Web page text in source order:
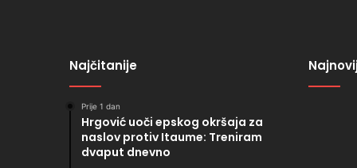
Najčitanije
Prije 1 dan
Hrgović uoči epskog okršaja za
naslov protiv Itaume: Treniram
dvaput dnevno